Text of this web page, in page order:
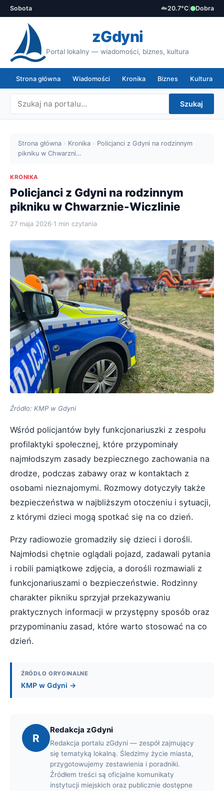
Sobota ☁️20.7°C Dobra
zGdyni
Portal lokalny — wiadomości, biznes, kultura
Strona główna Wiadomości Kronika Biznes Kultura
Szukaj
Strona główna › Kronika › Policjanci z Gdyni na rodzinnym
pikniku w Chwarzni…
KRONIKA
Policjanci z Gdyni na rodzinnym
pikniku w Chwarznie-Wiczlinie
27 maja 2026·1 min czytania
Źródło: KMP w Gdyni
Wśród policjantów były funkcjonariuszki z zespołu
profilaktyki społecznej, które przypominały
najmłodszym zasady bezpiecznego zachowania na
drodze, podczas zabawy oraz w kontaktach z
osobami nieznajomymi. Rozmowy dotyczyły także
bezpieczeństwa w najbliższym otoczeniu i sytuacji,
z którymi dzieci mogą spotkać się na co dzień.
Przy radiowozie gromadziły się dzieci i dorośli.
Najmłodsi chętnie oglądali pojazd, zadawali pytania
i robili pamiątkowe zdjęcia, a dorośli rozmawiali z
funkcjonariuszami o bezpieczeństwie. Rodzinny
charakter pikniku sprzyjał przekazywaniu
praktycznych informacji w przystępny sposób oraz
przypominaniu zasad, które warto stosować na co
dzień.
ŹRÓDŁO ORYGINALNE
KMP w Gdyni →
R
Redakcja zGdyni
Redakcja portalu zGdyni — zespół zajmujący
się tematyką lokalną. Śledzimy życie miasta,
przygotowujemy zestawienia i poradniki.
Źródłem treści są oficjalne komunikaty
instytucji miejskich oraz publicznie dostępne